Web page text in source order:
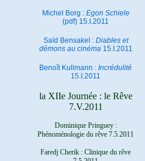
Michel Borg : Egon Schiele
(pdf) 15.I.2011
Saïd Bensakel : Diables et
démons au cinéma 15.I.2011
Benoît Kullmann : Incrédulité
15.I.2011
la XIIe Journée : le Rêve
7.V.2011
Dominique Pringuey :
Phénoménologie du rêve 7.5.2011
Faredj Cherik : Clinique du rêve